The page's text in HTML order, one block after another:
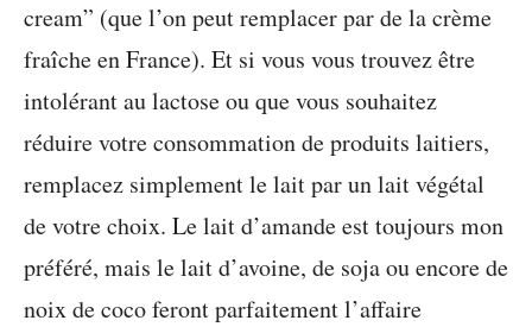
cream” (que l’on peut remplacer par de la crème
fraîche en France). Et si vous vous trouvez être
intolérant au lactose ou que vous souhaitez
réduire votre consommation de produits laitiers,
remplacez simplement le lait par un lait végétal
de votre choix. Le lait d’amande est toujours mon
préféré, mais le lait d’avoine, de soja ou encore de
noix de coco feront parfaitement l’affaire